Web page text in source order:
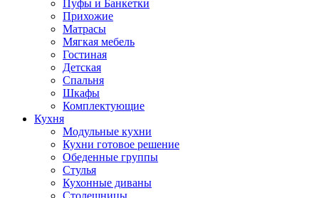
Пуфы и Банкетки
Прихожие
Матрасы
Мягкая мебель
Гостиная
Детская
Спальня
Шкафы
Комплектующие
Кухня
Модульные кухни
Кухни готовое решение
Обеденные группы
Стулья
Кухонные диваны
Столешницы